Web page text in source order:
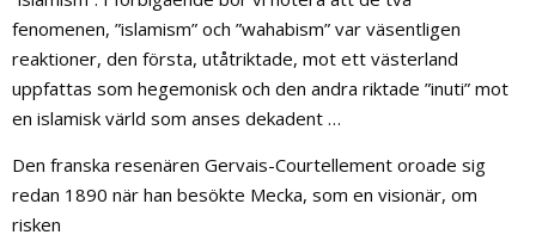
fenomenen, ”islamism” och ”wahabism” var väsentligen
reaktioner, den första, utåtriktade, mot ett västerland
uppfattas som hegemonisk och den andra riktade ”inuti” mot
en islamisk värld som anses dekadent …
Den franska resenären Gervais-Courtellement oroade sig
redan 1890 när han besökte Mecka, som en visionär, om
risken